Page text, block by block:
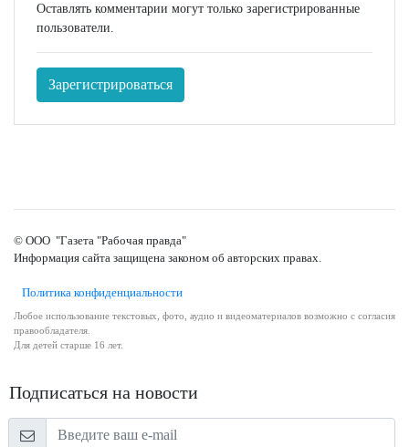
Оставлять комментарии могут только зарегистрированные
пользователи.
Зарегистрироваться
© ООО "Газета "Рабочая правда"
Информация сайта защищена законом об авторских правах.
Политика конфиденциальности
Любое использование текстовых, фото, аудио и видеоматериалов возможно с согласия
правообладателя.
Для детей старше 16 лет.
Подписаться на новости